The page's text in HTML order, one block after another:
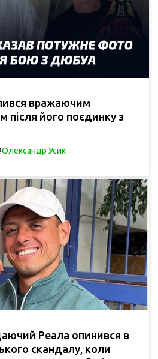
вражаючим
після його поєдинку з
Олександр Усик
Реала опинився в
скандалу, коли